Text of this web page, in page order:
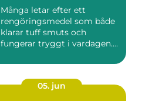
Många letar efter ett
rengöringsmedel som både
klarar tuff smuts och
fungerar tryggt i vardagen.
05. jun